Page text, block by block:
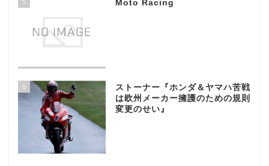
Moto Racing
6
ストーナー『ホンダ＆ヤマハ苦戦
は欧州メーカー擁護のための規則
変更のせい』